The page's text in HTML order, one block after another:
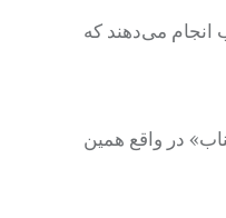
انجام می‌دهند که
در واقع همین